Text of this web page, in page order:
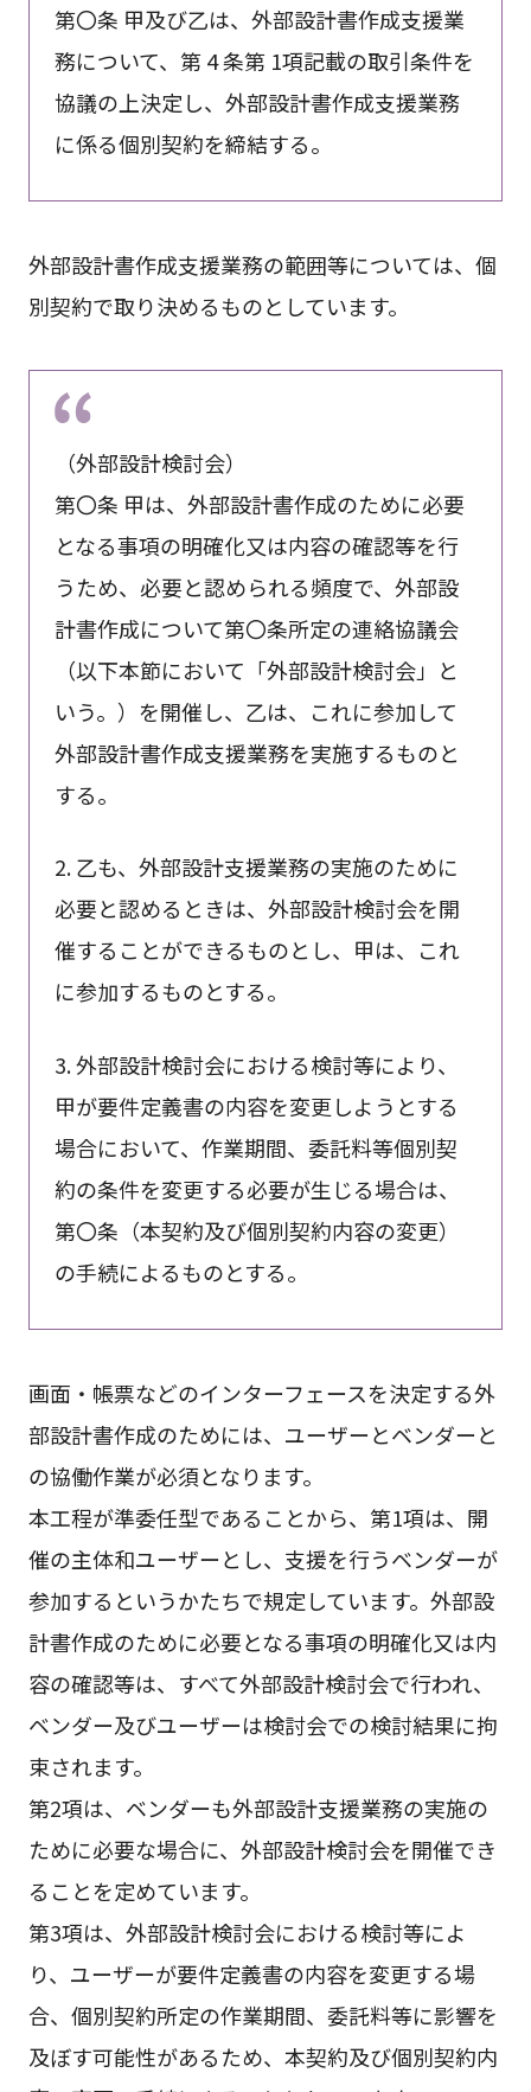
第〇条 甲及び乙は、外部設計書作成支援業
務について、第 4 条第 1項記載の取引条件を
協議の上決定し、外部設計書作成支援業務
に係る個別契約を締結する。
外部設計書作成支援業務の範囲等については、個
別契約で取り決めるものとしています。
（外部設計検討会）
第〇条 甲は、外部設計書作成のために必要
となる事項の明確化又は内容の確認等を行
うため、必要と認められる頻度で、外部設
計書作成について第〇条所定の連絡協議会
（以下本節において「外部設計検討会」と
いう。）を開催し、乙は、これに参加して
外部設計書作成支援業務を実施するものと
する。
2. 乙も、外部設計支援業務の実施のために
必要と認めるときは、外部設計検討会を開
催することができるものとし、甲は、これ
に参加するものとする。
3. 外部設計検討会における検討等により、
甲が要件定義書の内容を変更しようとする
場合において、作業期間、委託料等個別契
約の条件を変更する必要が生じる場合は、
第〇条（本契約及び個別契約内容の変更）
の手続によるものとする。
画面・帳票などのインターフェースを決定する外
部設計書作成のためには、ユーザーとベンダーと
の協働作業が必須となります。
本工程が準委任型であることから、第1項は、開
催の主体和ユーザーとし、支援を行うベンダーが
参加するというかたちで規定しています。外部設
計書作成のために必要となる事項の明確化又は内
容の確認等は、すべて外部設計検討会で行われ、
ベンダー及びユーザーは検討会での検討結果に拘
束されます。
第2項は、ベンダーも外部設計支援業務の実施の
ために必要な場合に、外部設計検討会を開催でき
ることを定めています。
第3項は、外部設計検討会における検討等によ
り、ユーザーが要件定義書の内容を変更する場
合、個別契約所定の作業期間、委託料等に影響を
及ぼす可能性があるため、本契約及び個別契約内